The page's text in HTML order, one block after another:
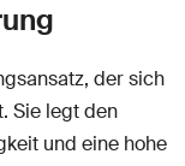
der sich
Sie legt den
und eine hohe